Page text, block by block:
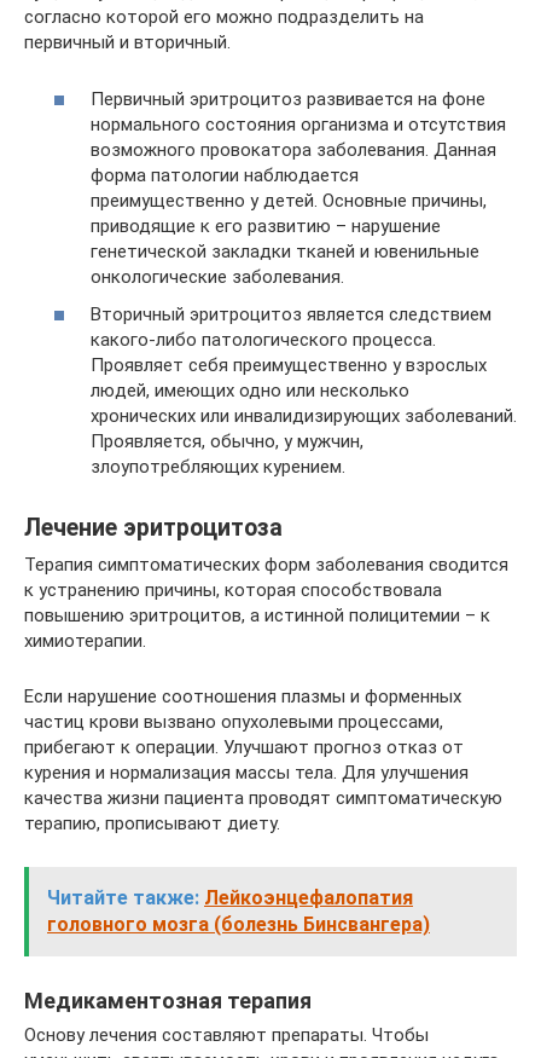
согласно которой его можно подразделить на
первичный и вторичный.
Первичный эритроцитоз развивается на фоне
нормального состояния организма и отсутствия
возможного провокатора заболевания. Данная
форма патологии наблюдается
преимущественно у детей. Основные причины,
приводящие к его развитию – нарушение
генетической закладки тканей и ювенильные
онкологические заболевания.
Вторичный эритроцитоз является следствием
какого-либо патологического процесса.
Проявляет себя преимущественно у взрослых
людей, имеющих одно или несколько
хронических или инвалидизирующих заболеваний.
Проявляется, обычно, у мужчин,
злоупотребляющих курением.
Лечение эритроцитоза
Терапия симптоматических форм заболевания сводится
к устранению причины, которая способствовала
повышению эритроцитов, а истинной полицитемии – к
химиотерапии.
Если нарушение соотношения плазмы и форменных
частиц крови вызвано опухолевыми процессами,
прибегают к операции. Улучшают прогноз отказ от
курения и нормализация массы тела. Для улучшения
качества жизни пациента проводят симптоматическую
терапию, прописывают диету.
Читайте также: Лейкоэнцефалопатия
головного мозга (болезнь Бинсвангера)
Медикаментозная терапия
Основу лечения составляют препараты. Чтобы